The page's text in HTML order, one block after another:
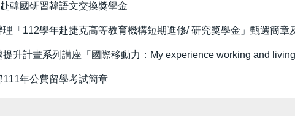
韓國研習韓語文交換獎學金
理「112學年赴捷克高等教育機構短期進修/ 研究獎學金」甄選簡章
提升計畫系列講座「國際移動力：My experience working and
111年公費留學考試簡章